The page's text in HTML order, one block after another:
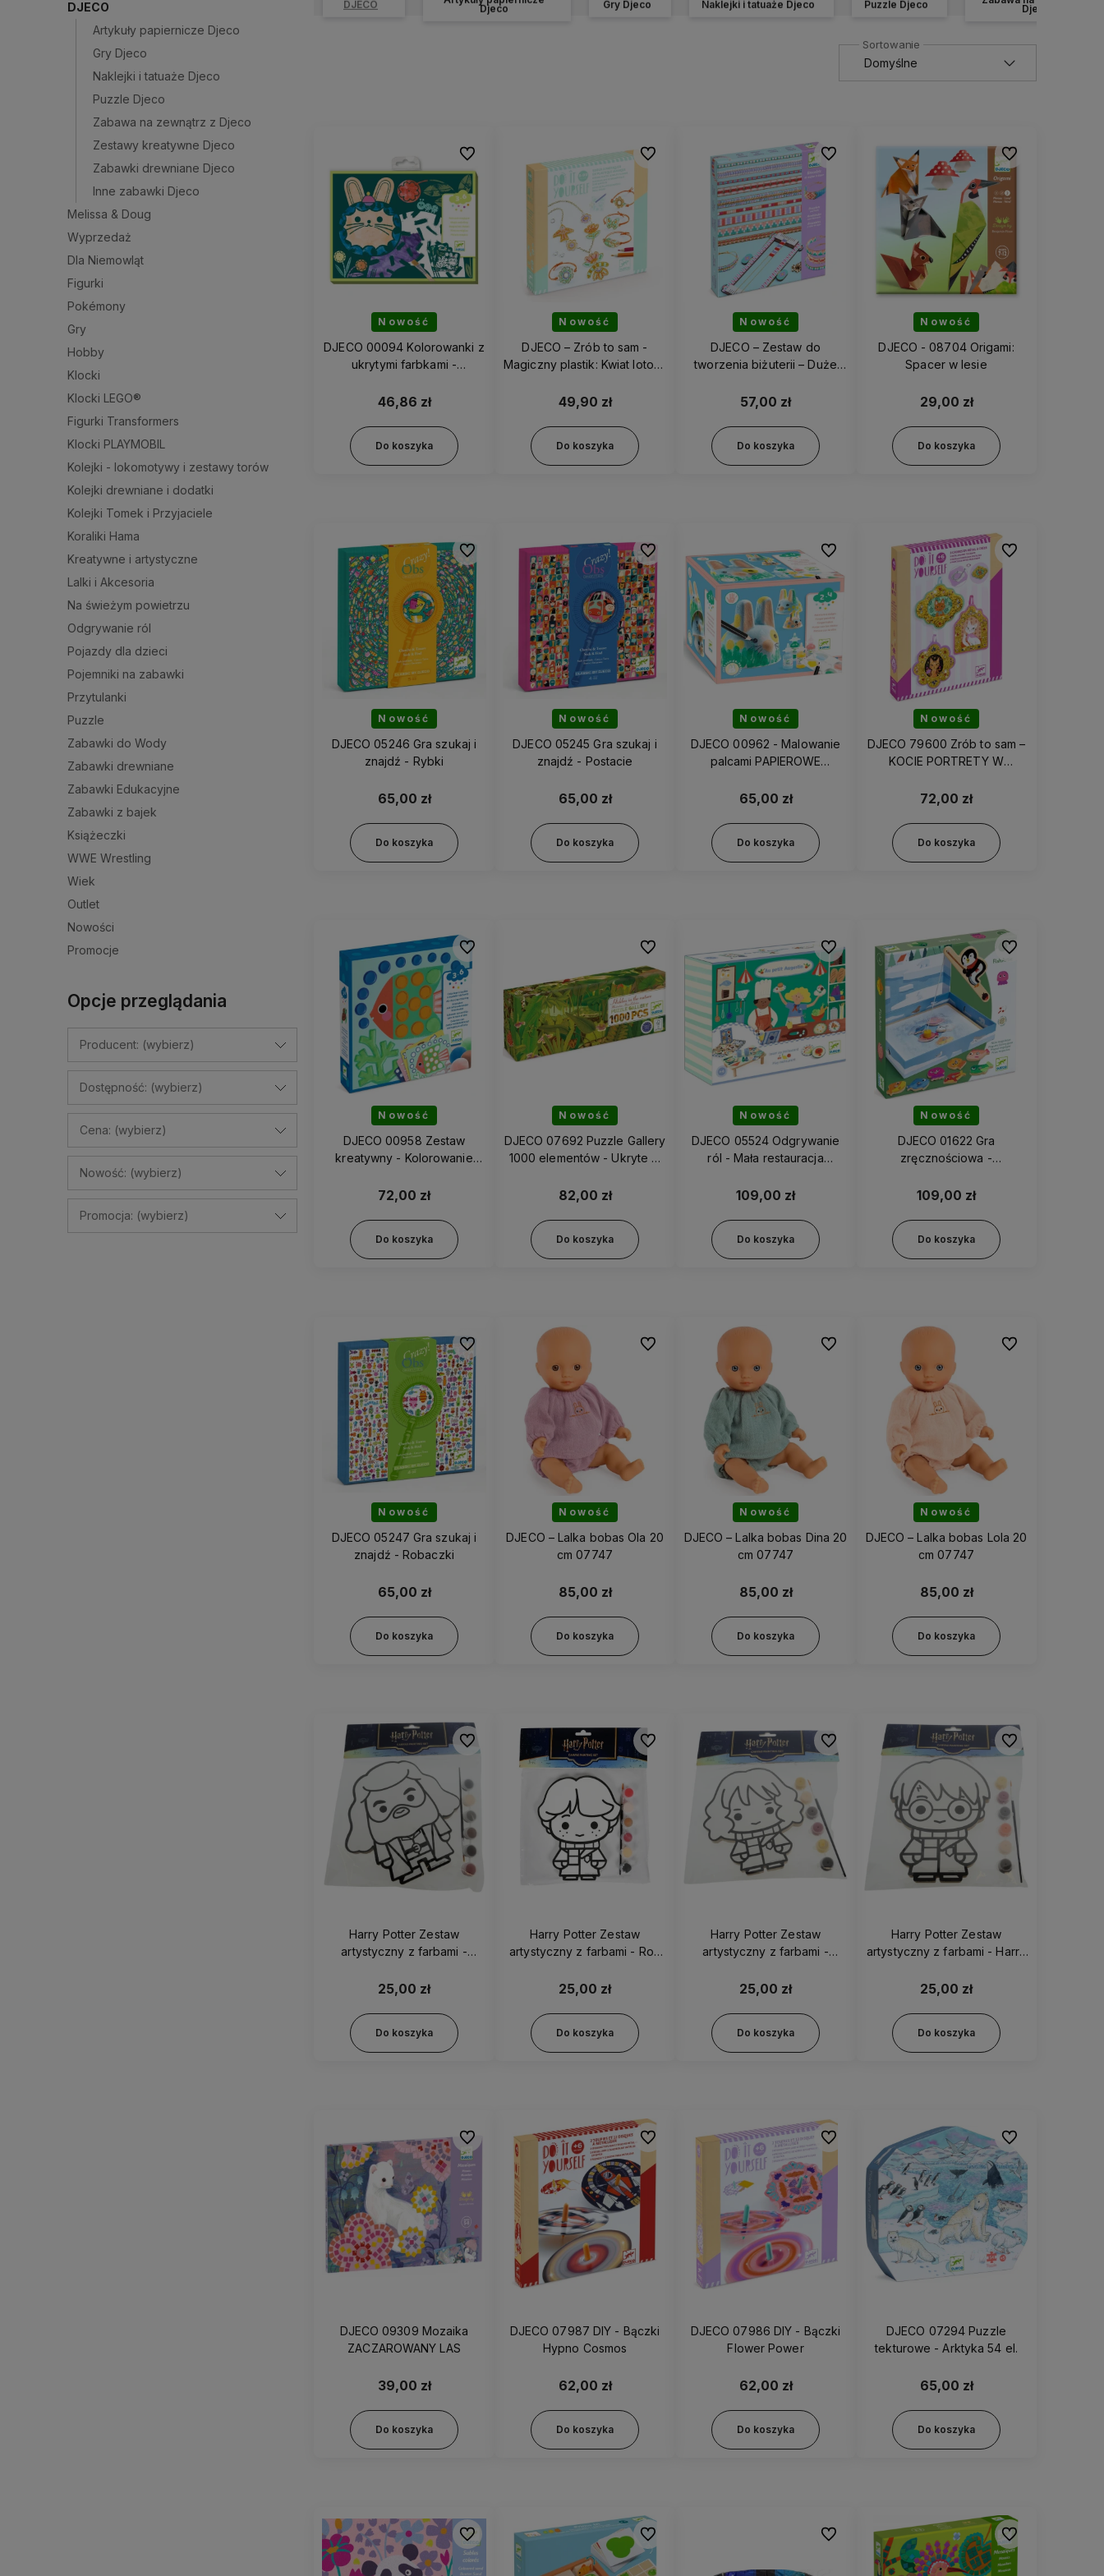
DJECO
Artykuły papiernicze Djeco
Gry Djeco
Naklejki i tatuaże Djeco
Puzzle Djeco
Zabawa na zewnątrz z Djeco
Zestawy kreatywne Djeco
Zabawki drewniane Djeco
Inne zabawki Djeco
Melissa & Doug
Wyprzedaż
Dla Niemowląt
Figurki
Pokémony
Gry
Hobby
Klocki
Klocki LEGO®
Figurki Transformers
Klocki PLAYMOBIL
Kolejki - lokomotywy i zestawy torów
Kolejki drewniane i dodatki
Kolejki Tomek i Przyjaciele
Koraliki Hama
Kreatywne i artystyczne
Lalki i Akcesoria
Na świeżym powietrzu
Odgrywanie ról
Pojazdy dla dzieci
Pojemniki na zabawki
Przytulanki
Puzzle
Zabawki do Wody
Zabawki drewniane
Zabawki Edukacyjne
Zabawki z bajek
Książeczki
WWE Wrestling
Wiek
Outlet
Nowości
Promocje
Opcje przeglądania
Producent: (wybierz)
Dostępność: (wybierz)
Cena: (wybierz)
Nowość: (wybierz)
Promocja: (wybierz)
DJECO Djeco Gry Djeco Naklejki i tatuaże Djeco Puzzle Djeco Djeco
Nowość
DJECO 00094 Kolorowanki z
ukrytymi farbkami -
46,86 zł
Do koszyka
Do ulubionych
Nowość
DJECO – Zrób to sam -
Magiczny plastik: Kwiat lotosu
49,90 zł
Do koszyka
Do ulubionych
Nowość
DJECO – Zestaw do
tworzenia biżuterii – Duże
57,00 zł
Do koszyka
Do ulubionych
Nowość
DJECO - 08704 Origami:
Spacer w lesie
29,00 zł
Do koszyka
Do ulubionych
Nowość
DJECO 05246 Gra szukaj i
znajdź - Rybki
65,00 zł
Do koszyka
Do ulubionych
Nowość
DJECO 05245 Gra szukaj i
znajdź - Postacie
65,00 zł
Do koszyka
Do ulubionych
Nowość
DJECO 00962 - Malowanie
palcami PAPIEROWE
65,00 zł
Do koszyka
Do ulubionych
Nowość
DJECO 79600 Zrób to sam –
KOCIE PORTRETY W
72,00 zł
Do koszyka
Do ulubionych
Nowość
DJECO 00958 Zestaw
kreatywny - Kolorowanie
72,00 zł
Do koszyka
Do ulubionych
Nowość
DJECO 07692 Puzzle Gallery
1000 elementów - Ukryte w
82,00 zł
Do koszyka
Do ulubionych
Nowość
DJECO 05524 Odgrywanie
ról - Mała restauracja
109,00 zł
Do koszyka
Do ulubionych
Nowość
DJECO 01622 Gra
zręcznościowa -
109,00 zł
Do koszyka
Do ulubionych
Nowość
DJECO 05247 Gra szukaj i
znajdź - Robaczki
65,00 zł
Do koszyka
Do ulubionych
Nowość
DJECO – Lalka bobas Ola 20
cm 07747
85,00 zł
Do koszyka
Do ulubionych
Nowość
DJECO – Lalka bobas Dina 20
cm 07747
85,00 zł
Do koszyka
Do ulubionych
Nowość
DJECO – Lalka bobas Lola 20
cm 07747
85,00 zł
Do koszyka
Do ulubionych
Harry Potter Zestaw
artystyczny z farbami -
25,00 zł
Do koszyka
Do ulubionych
Harry Potter Zestaw
artystyczny z farbami - Ron
25,00 zł
Do koszyka
Do ulubionych
Harry Potter Zestaw
artystyczny z farbami -
25,00 zł
Do koszyka
Do ulubionych
Harry Potter Zestaw
artystyczny z farbami - Harry
25,00 zł
Do koszyka
Do ulubionych
DJECO 09309 Mozaika
ZACZAROWANY LAS
39,00 zł
Do koszyka
Do ulubionych
DJECO 07987 DIY - Bączki
Hypno Cosmos
62,00 zł
Do koszyka
Do ulubionych
DJECO 07986 DIY - Bączki
Flower Power
62,00 zł
Do koszyka
Do ulubionych
DJECO 07294 Puzzle
tekturowe - Arktyka 54 el.
65,00 zł
Do koszyka
Do ulubionych
Do ulubionych Do ulubionych Do ulubionych Do ulubionych